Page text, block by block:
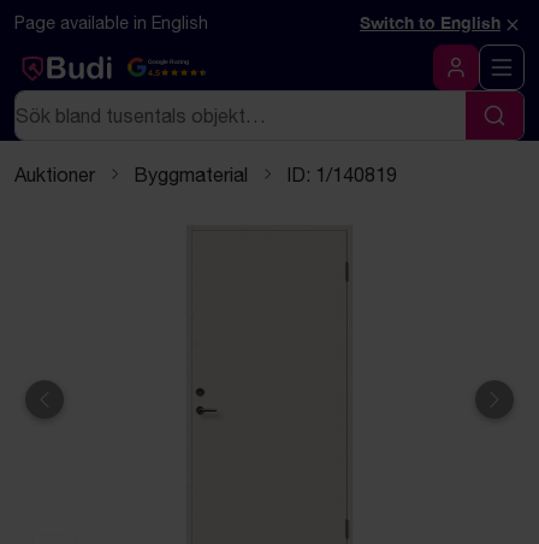
Hoppa till innehåll
Textbaserad (markdown) version av denna sida
Page available in English Switch to English ×
Google Rating
4.5
Logga in
Sök
Sök
Auktioner Byggmaterial ID: 1/140819
Föregående